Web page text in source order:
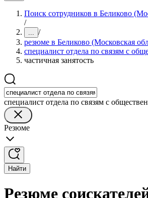
Поиск сотрудников в Беликово
/
... /
резюме в Беликово (Московская
специалист отдела по связям с
частичная занятость
специалист отдела по связям с
Резюме
Найти
Резюме